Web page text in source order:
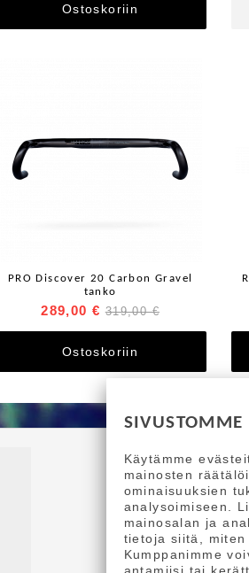
SIVUSTOMME
Käytämme
mainosten
ominaisuuksien
analysoimiseen.
mainosalan ja
tietoja siitä, miten
Kumppanimme
antamiisi tai
Ostoskoriin
PRO Discover 20 Carbon Gravel
tanko
289,00 € 319,00 €
Ostoskoriin